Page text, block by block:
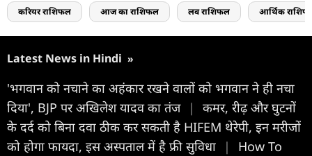
करियर राशिफल आज का राशिफल लव राशिफल आर्थिक
Latest News in Hindi »
'भगवान को नचाने का अहंकार रखने वालों को भगवान ने ही नचा
दिया', BJP पर अखिलेश यादव का तंज |
कमर, रीढ़ और घुटनों
के दर्द को बिना दवा ठीक कर सकती है HIFEM थेरेपी, इन मरीजों
को होगा फायदा, इस अस्पताल में है फ्री सुविधा
|
How To